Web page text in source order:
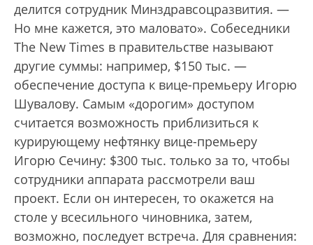
делится сотрудник Минздравсоцразвития. —
Но мне кажется, это маловато». Собеседники
The New Times в правительстве называют
другие суммы: например, $150 тыс. —
обеспечение доступа к вице-премьеру Игорю
Шувалову. Самым «дорогим» доступом
считается возможность приблизиться к
курирующему нефтянку вице-премьеру
Игорю Сечину: $300 тыс. только за то, чтобы
сотрудники аппарата рассмотрели ваш
проект. Если он интересен, то окажется на
столе у всесильного чиновника, затем,
возможно, последует встреча. Для сравнения: